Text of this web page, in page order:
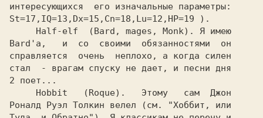
интересующихся  его изначальные параметры:
St=17,IQ=13,Dx=15,Cn=18,Lu=12,HP=19 ).
Bard'a,   и  со  своими  обязанностями  он
справляется  очень  неплохо, а когда силен
стал  - врагам спуску не дает, и песни дня
2 поет...
Роналд Руэл Толкин велел (см. "Хоббит, или